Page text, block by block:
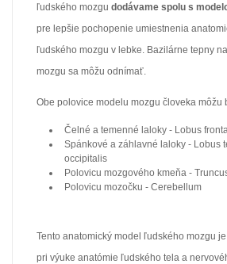
ľudského mozgu dodávame spolu s
pre lepšie pochopenie umiestnenia
ľudského mozgu v lebke. Bazilárne tepny
mozgu sa môžu odnímať.
Obe polovice modelu mozgu človeka môžu
Čelné a temenné laloky - Lobus
Spánkové a záhlavné laloky - Lobus
occipitalis
Polovicu mozgového kmeňa -
Polovicu mozočku - Cerebellum
Tento anatomický model ľudského mozgu
pri výuke anatómie ľudského tela a